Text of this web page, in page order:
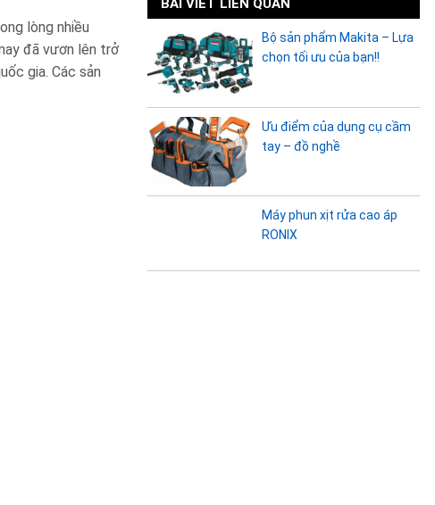
lòng nhiều
đã vươn lên trở
gia. Các sản
BÀI VIẾT LIÊN QUAN
Bộ sản phẩm Makita – Lựa
chọn tối ưu của bạn!!
Ưu điểm của dụng cụ cầm
tay – đồ nghề
Máy phun xịt rửa cao áp
RONIX